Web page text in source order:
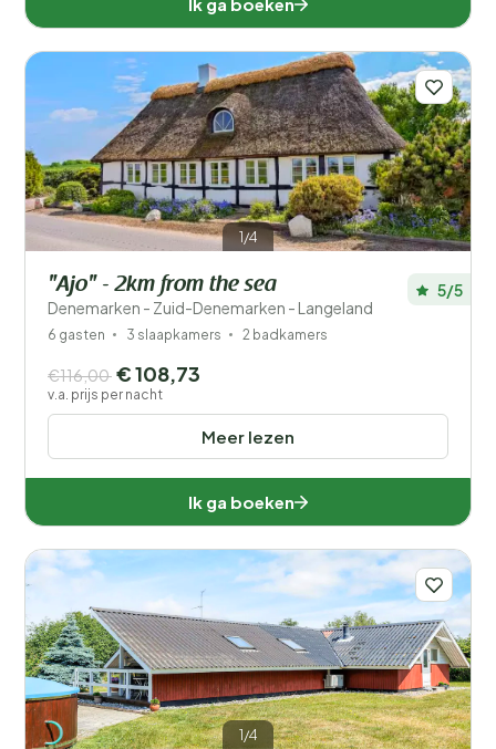
1/4
"Ajo" - 2km from the sea
Denemarken - Zuid-Denemarken - Langeland
5/5
6 gasten 3 slaapkamers 2 badkamers
Meer lezen
€116,00 € 108,73
v.a. prijs per nacht
Ik ga boeken
1/4